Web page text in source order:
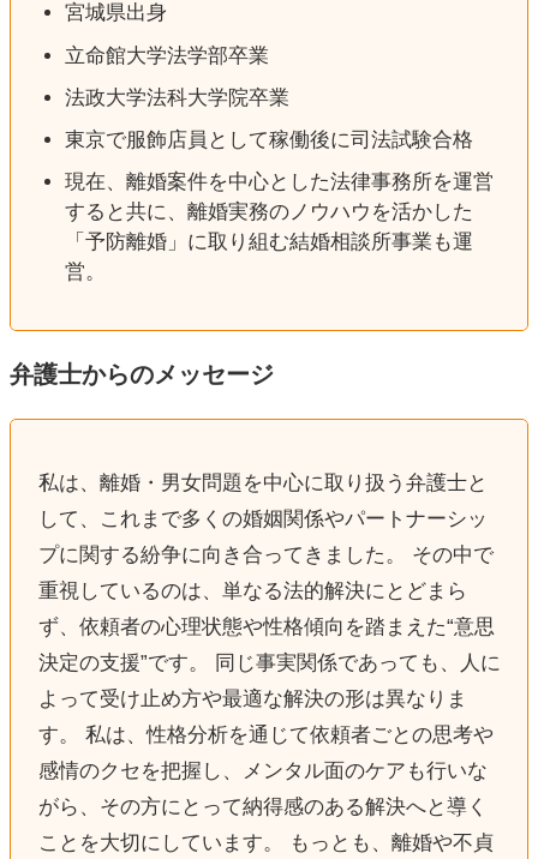
宮城県出身
立命館大学法学部卒業
法政大学法科大学院卒業
東京で服飾店員として稼働後に司法試験合格
現在、離婚案件を中心とした法律事務所を運営
すると共に、離婚実務のノウハウを活かした
「予防離婚」に取り組む結婚相談所事業も運
営。
弁護士からのメッセージ
私は、離婚・男女問題を中心に取り扱う弁護士と
して、これまで多くの婚姻関係やパートナーシッ
プに関する紛争に向き合ってきました。 その中で
重視しているのは、単なる法的解決にとどまら
ず、依頼者の心理状態や性格傾向を踏まえた“意思
決定の支援”です。 同じ事実関係であっても、人に
よって受け止め方や最適な解決の形は異なりま
す。 私は、性格分析を通じて依頼者ごとの思考や
感情のクセを把握し、メンタル面のケアも行いな
がら、その方にとって納得感のある解決へと導く
ことを大切にしています。 もっとも、離婚や不貞